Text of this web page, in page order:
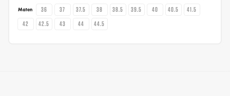
Maten 36 37 37.5 38 38.5 39.5 40 40.5
41.5
42
42.5 43 44 44.5